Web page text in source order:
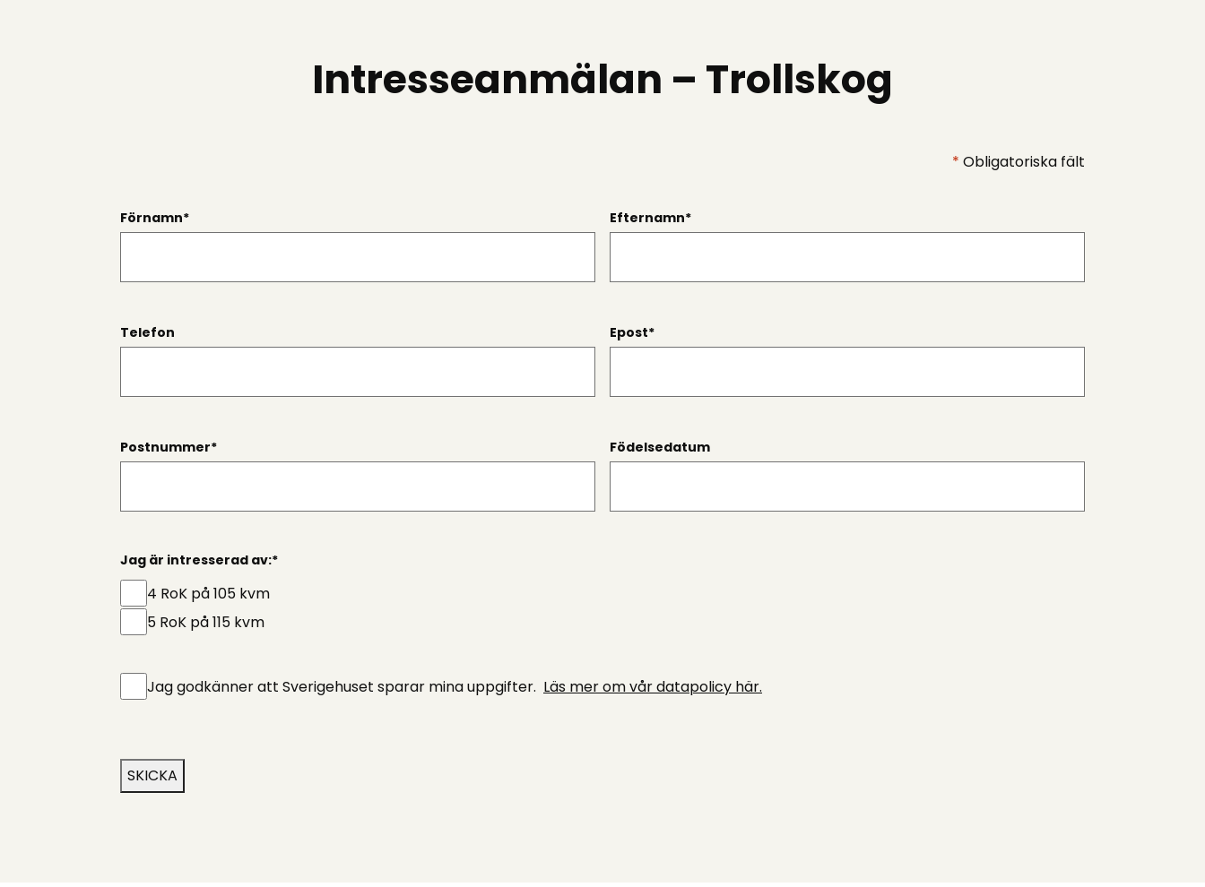
Intresseanmälan – Trollskog
* Obligatoriska fält
Förnamn* Efternamn*
Telefon Epost*
Postnummer* Födelsedatum
Jag är intresserad av:*
4 RoK på 105 kvm
5 RoK på 115 kvm
Untitled
Jag godkänner att Sverigehuset sparar mina uppgifter. Läs mer om vår datapolicy här.
SKICKA